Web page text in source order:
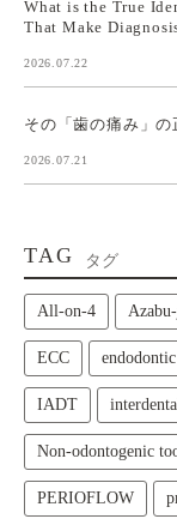
What is the True
That Make
2026.07.22
その「歯の痛み」
2026.07.21
TAG タグ
All‑on‑4
ECC
IADT
Non-odontogenic
PERIOFLOW